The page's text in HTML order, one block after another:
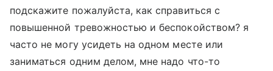
подскажите пожалуйста, как справиться с
повышенной тревожностью и беспокойством? я
часто не могу усидеть на одном месте или
заниматься одним делом, мне надо что-то